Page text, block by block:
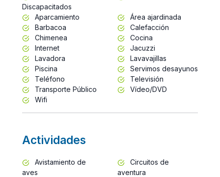
Discapacitados
Aparcamiento
Área ajardinada
Barbacoa
Calefacción
Chimenea
Cocina
Internet
Jacuzzi
Lavadora
Lavavajillas
Piscina
Servimos desayunos
Teléfono
Televisión
Transporte Público
Vídeo/DVD
Wifi
Actividades
Avistamiento de
aves
Circuitos de
aventura